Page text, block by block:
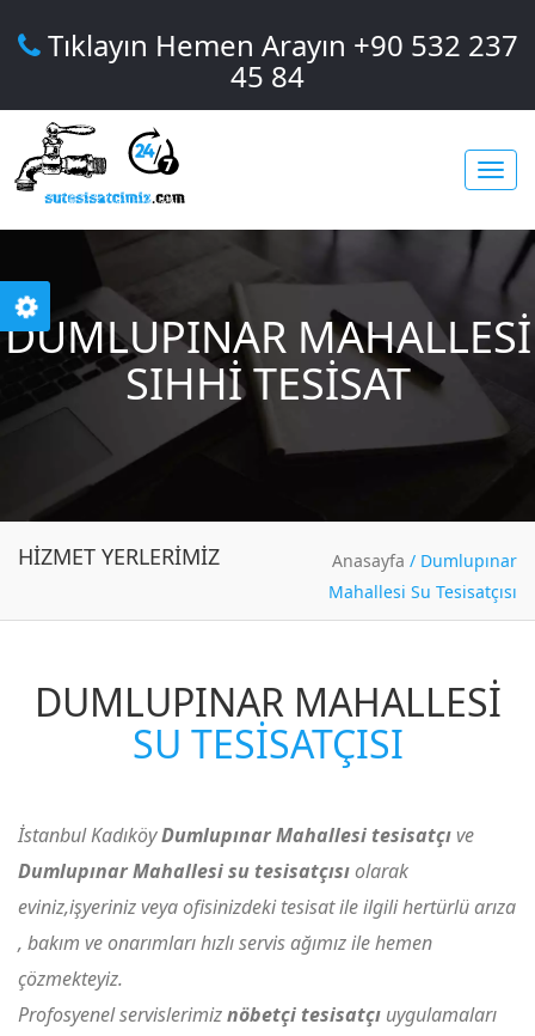
Tıklayın Hemen Arayın +90 532 237
45 84
DUMLUPINAR MAHALLESI
SIHHI TESISAT
HIZMET YERLERIMIZ Anasayfa / Dumlupınar
Mahallesi Su Tesisatçısı
DUMLUPINAR MAHALLESI
SU TESISATÇISI
İstanbul KadıköyDumlupınar Mahallesi tesisatçıve
Dumlupınar Mahallesi su tesisatçısıolarak
eviniz,işyeriniz veya ofisinizdeki tesisat ile ilgili hertürlü arıza
, bakım ve onarımları hızlı servis ağımız ile hemen
çözmekteyiz.
Profosyenel servislerimiznöbetçi tesisatçı uygulamaları